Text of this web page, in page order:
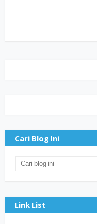
Cari Blog Ini
Link List